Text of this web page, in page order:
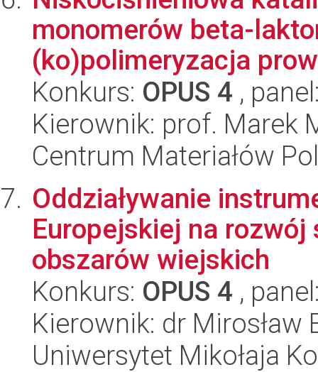
monomerów beta-
(ko)polimeryzacja
Konkurs: OPUS 4 ,
Kierownik: prof. Marek
Centrum Materiałów
Oddziaływanie
Europejskiej na rozwój
obszarów wiejskich
Konkurs: OPUS 4 ,
Kierownik: dr Mirosław
Uniwersytet Mikołaja